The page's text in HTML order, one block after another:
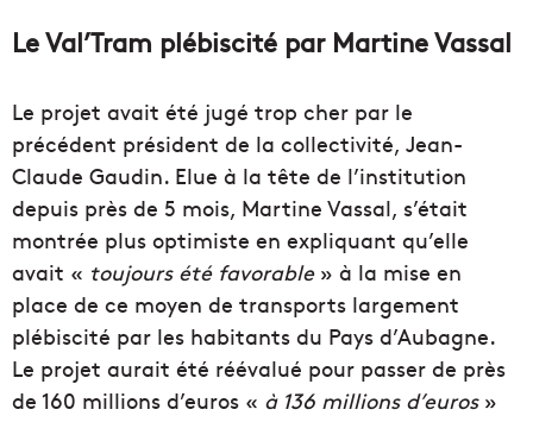
Le Val’Tram plébiscité par Martine Vassal
Le projet avait été jugé trop cher par le
précédent président de la collectivité, Jean-
Claude Gaudin. Elue à la tête de l’institution
depuis près de 5 mois, Martine Vassal, s’était
montrée plus optimiste en expliquant qu’elle
avait « toujours été favorable» à la mise en
place de ce moyen de transports largement
plébiscité par les habitants du Pays d’Aubagne.
Le projet aurait été réévalué pour passer de près
de 160 millions d’euros « à 136 millions d’euros»